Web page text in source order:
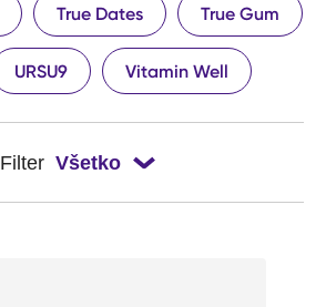
True Dates True Gum
URSU9 Vitamin Well
Filter Všetko